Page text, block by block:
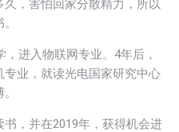
，害怕回家分散精力，所以
进入物联网专业。4年后，
业，就读光电国家研究中心
，并在2019年，获得机会进